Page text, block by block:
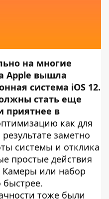
на многие
Apple вышла
система iOS 12.
стать еще
приятнее в
как для
заметно
системы и отклика
простые действия
или набор
быстрее.
тоже были